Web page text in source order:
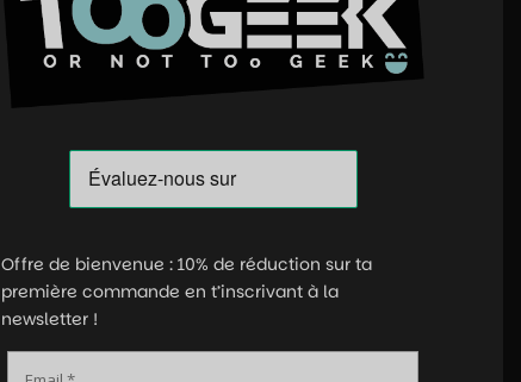
Offre de bienvenue : 10% de réduction sur ta
première commande en t’inscrivant à la
newsletter !